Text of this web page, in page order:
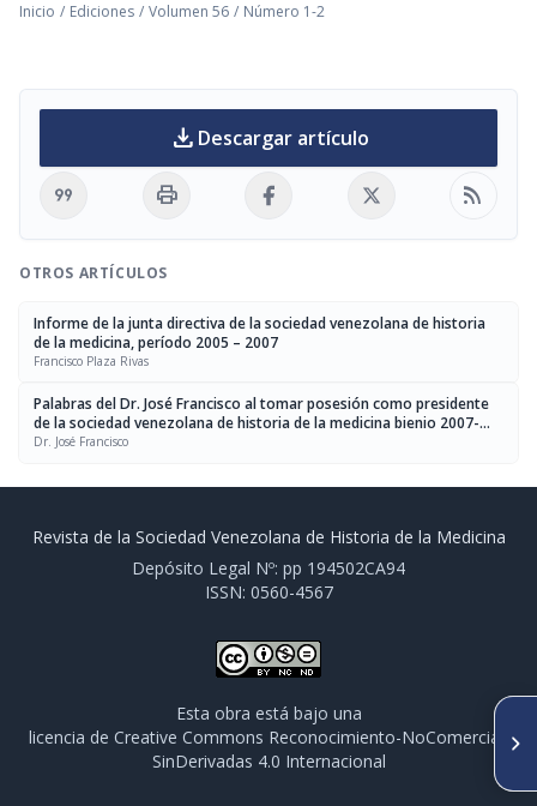
Inicio / Ediciones / Volumen 56 / Número 1-2
download Descargar artículo
format_quote print rss_feed
OTROS ARTÍCULOS
Informe de la junta directiva de la sociedad venezolana de historia
de la medicina, período 2005 – 2007
Francisco Plaza Rivas
Palabras del Dr. José Francisco al tomar posesión como presidente
de la sociedad venezolana de historia de la medicina bienio 2007-
2009
Dr. José Francisco
SIGUIENTE ARTÍCULO
Informe de la junta directiva
de la sociedad venezolana de
Revista de la Sociedad Venezolana de Historia de la Medicina
Depósito Legal Nº: pp 194502CA94
ISSN: 0560-4567
Esta obra está bajo una
licencia de Creative Commons Reconocimiento-NoComercial-
SinDerivadas 4.0 Internacional